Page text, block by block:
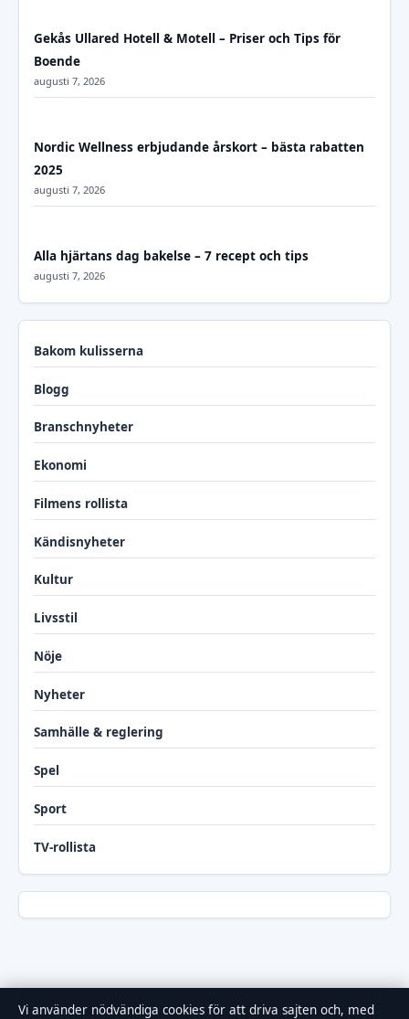
Gekås Ullared Hotell & Motell – Priser och Tips för
Boende
augusti 7, 2026
Nordic Wellness erbjudande årskort – bästa rabatten
2025
augusti 7, 2026
Alla hjärtans dag bakelse – 7 recept och tips
augusti 7, 2026
Bakom kulisserna
Blogg
Branschnyheter
Ekonomi
Filmens rollista
Kändisnyheter
Kultur
Livsstil
Nöje
Nyheter
Samhälle & reglering
Spel
Sport
TV-rollista
Vi använder nödvändiga cookies för att driva sajten och, med